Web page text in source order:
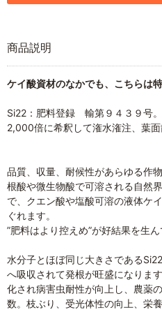
商品説明
ケイ酸資材のなかでも、こちらは
Si22：肥料登録 輸第９４３９号。
2,000倍に希釈して潅水潅注、葉面
品質、収量、耐候性があらゆる作物
根酸や微生物酸で可溶される自然
で、クエン酸や塩酸可溶の液体ケ
ぐれます。
”肥料はより控えめ”が好結果を生ん
水分子とほぼ同じ大きさである
へ吸収されて発根が旺盛になりま
化され病害虫耐性が向上し、農薬
数。枝ぶり、受光体性の向上、栄